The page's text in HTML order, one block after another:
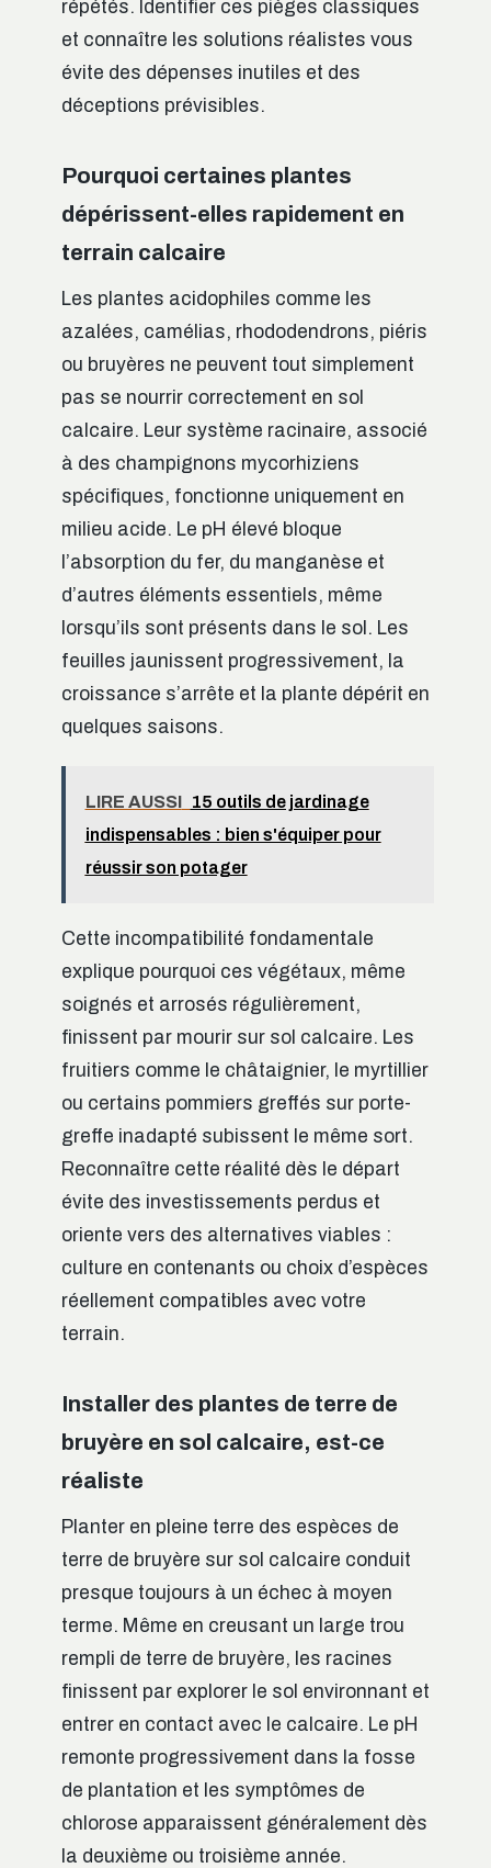
répétés. Identifier ces pièges classiques
et connaître les solutions réalistes vous
évite des dépenses inutiles et des
déceptions prévisibles.
Pourquoi certaines plantes
dépérissent-elles rapidement en
terrain calcaire
Les plantes acidophiles comme les
azalées, camélias, rhododendrons, piéris
ou bruyères ne peuvent tout simplement
pas se nourrir correctement en sol
calcaire. Leur système racinaire, associé
à des champignons mycorhiziens
spécifiques, fonctionne uniquement en
milieu acide. Le pH élevé bloque
l’absorption du fer, du manganèse et
d’autres éléments essentiels, même
lorsqu’ils sont présents dans le sol. Les
feuilles jaunissent progressivement, la
croissance s’arrête et la plante dépérit en
quelques saisons.
LIRE AUSSI
15 outils de jardinage
indispensables : bien s'équiper pour
réussir son potager
Cette incompatibilité fondamentale
explique pourquoi ces végétaux, même
soignés et arrosés régulièrement,
finissent par mourir sur sol calcaire. Les
fruitiers comme le châtaignier, le myrtillier
ou certains pommiers greffés sur porte-
greffe inadapté subissent le même sort.
Reconnaître cette réalité dès le départ
évite des investissements perdus et
oriente vers des alternatives viables :
culture en contenants ou choix d’espèces
réellement compatibles avec votre
terrain.
Installer des plantes de terre de
bruyère en sol calcaire, est-ce
réaliste
Planter en pleine terre des espèces de
terre de bruyère sur sol calcaire conduit
presque toujours à un échec à moyen
terme. Même en creusant un large trou
rempli de terre de bruyère, les racines
finissent par explorer le sol environnant et
entrer en contact avec le calcaire. Le pH
remonte progressivement dans la fosse
de plantation et les symptômes de
chlorose apparaissent généralement dès
la deuxième ou troisième année.